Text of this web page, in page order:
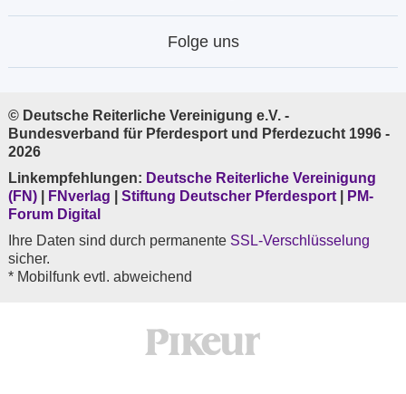
Folge uns
© Deutsche Reiterliche Vereinigung e.V. -
Bundesverband für Pferdesport und Pferdezucht 1996 -
2026
Linkempfehlungen: Deutsche Reiterliche Vereinigung
(FN)
FNverlag Stiftung Deutscher Pferdesport
PM-
Forum Digital
Ihre Daten sind durch permanente SSL-Verschlüsselung
sicher.
* Mobilfunk evtl. abweichend